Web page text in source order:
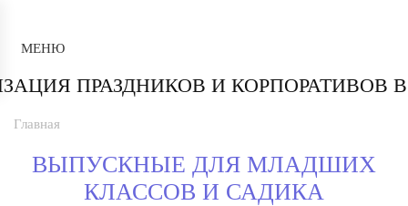
МЕНЮ
Главная
ВЫПУСКНЫЕ ДЛЯ МЛАДШИХ
КЛАССОВ И САДИКА